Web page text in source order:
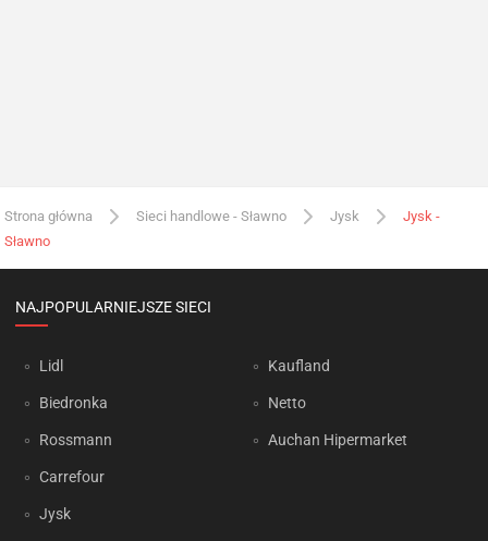
Strona główna Sieci handlowe - Sławno Jysk
Jysk -
Sławno
NAJPOPULARNIEJSZE SIECI
Lidl
Biedronka
Rossmann
Carrefour
Jysk
Kaufland
Netto
Auchan Hipermarket